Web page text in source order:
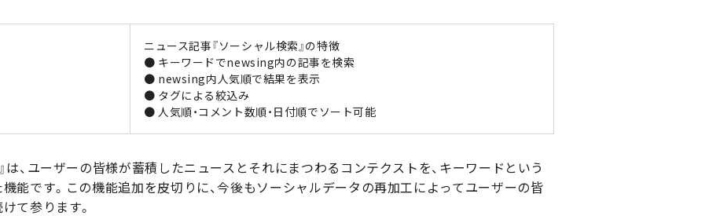
ニュース記事『ソーシャル検索』の特徴
● キーワードでnewsing内の記事を検索
● newsing内人気順で結果を表示
● タグによる絞込み
● 人気順・コメント数順・日付順でソート可能
、ユーザーの皆様が蓄積したニュースとそれにまつわるコンテクストを、キーワードという
能です。この機能追加を皮切りに、今後もソーシャルデータの再加工によってユーザーの皆
て参ります。